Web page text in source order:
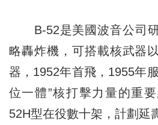
B-52是美國波音公司研
略轟炸機，可搭載核武器
器，1952年首飛，1955年
位一體”核打擊力量的重
52H型在役數十架，計劃延